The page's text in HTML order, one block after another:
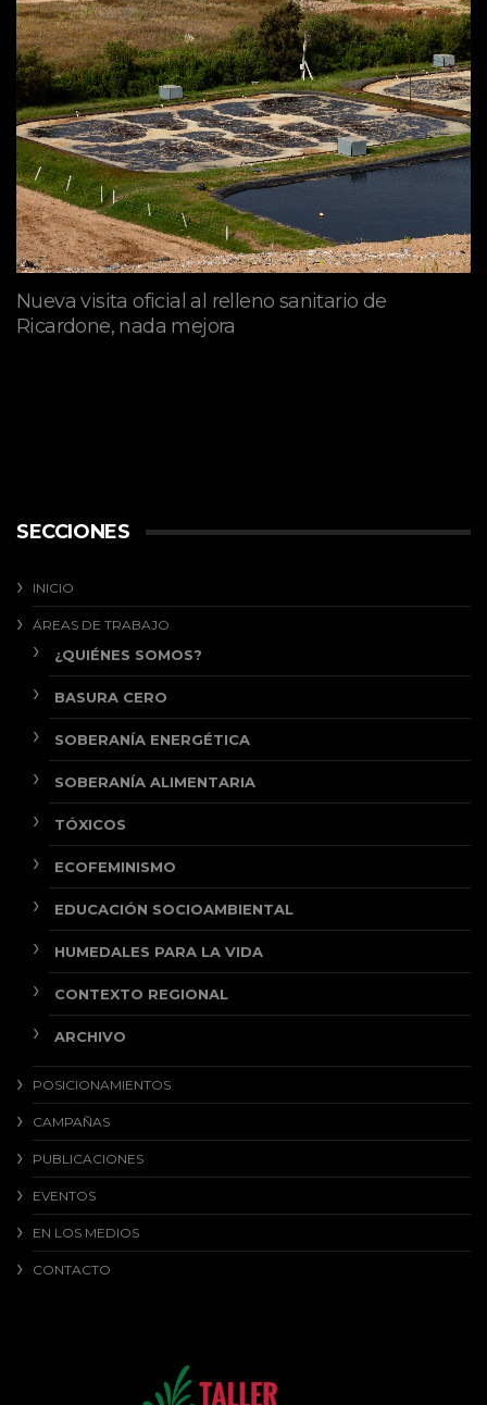
Nueva visita oficial al relleno sanitario de
Ricardone, nada mejora
SECCIONES
INICIO
ÁREAS DE TRABAJO
¿QUIÉNES SOMOS?
BASURA CERO
SOBERANÍA ENERGÉTICA
SOBERANÍA ALIMENTARIA
TÓXICOS
ECOFEMINISMO
EDUCACIÓN SOCIOAMBIENTAL
HUMEDALES PARA LA VIDA
CONTEXTO REGIONAL
ARCHIVO
POSICIONAMIENTOS
CAMPAÑAS
PUBLICACIONES
EVENTOS
EN LOS MEDIOS
CONTACTO